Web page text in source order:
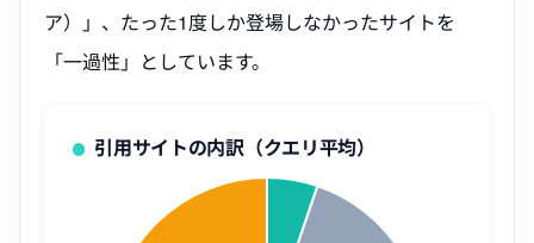
ア）」、たった1度しか登場しなかったサイトを
「一過性」としています。
引用サイトの内訳（クエリ平均）